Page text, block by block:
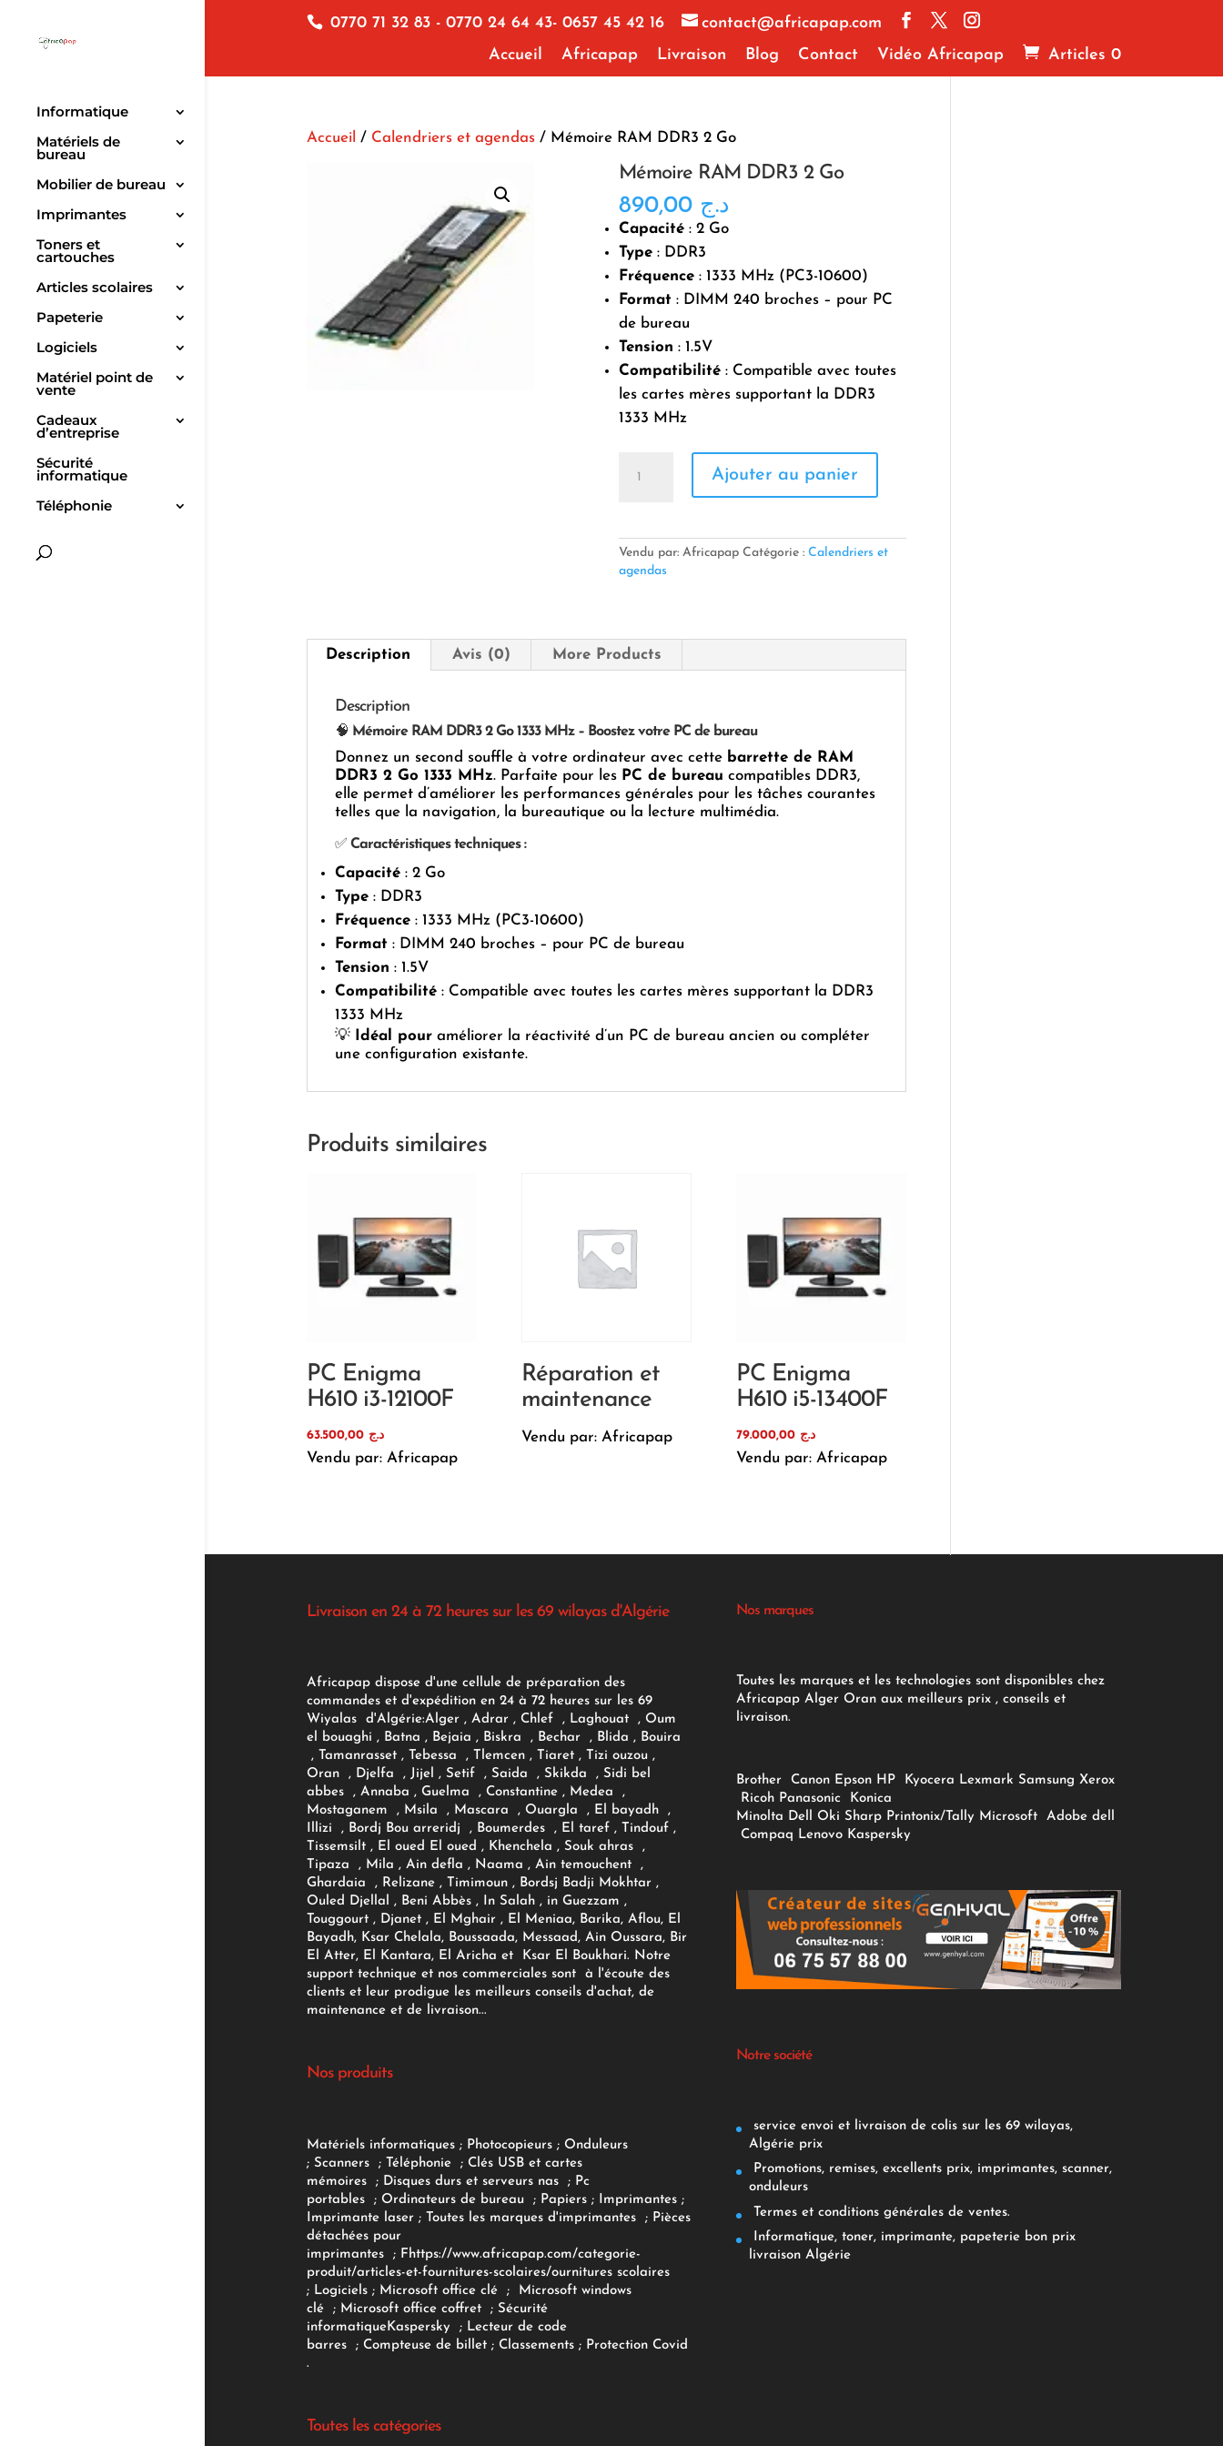
0770 71 32 83 - 0770 24 64 43- 0657 45 42 16
contact@africapap.com
Accueil
Africapap Livraison Blog Contact Vidéo Africapap Articles 0
Informatique
Matériels de
bureau
Mobilier de bureau
Imprimantes
Toners et
cartouches
Articles scolaires
Papeterie
Logiciels
Matériel point de
vente
Cadeaux
d’entreprise
Sécurité
informatique
Téléphonie
Accueil / Calendriers et agendas/ Mémoire RAM DDR3 2 Go
Mémoire RAM DDR3 2 Go
د.ج 890,00
Capacité: 2 Go
Type: DDR3
Fréquence: 1333 MHz (PC3-10600)
Format: DIMM 240 broches – pour PC
de bureau
Tension : 1.5V
Compatibilité: Compatible avec toutes
les cartes mères supportant la DDR3
1333 MHz
2
Go
Ajouter au panier
Vendu par: Africapap Catégorie : Calendriers et
agendas
Description Avis (0) More Products
Description
🧠 Mémoire RAM DDR3 2 Go 1333 MHz – Boostez votre PC de bureau
Donnez un second souffle à votre ordinateur avec cette barrette de RAM
DDR3 2 Go 1333 MHz. Parfaite pour les PC de bureau compatibles DDR3,
elle permet d’améliorer les performances générales pour les tâches courantes
telles que la navigation, la bureautique ou la lecture multimédia.
✅ Caractéristiques techniques :
Capacité: 2 Go
Type: DDR3
Fréquence: 1333 MHz (PC3-10600)
Format: DIMM 240 broches – pour PC de bureau
Tension : 1.5V
Compatibilité: Compatible avec toutes les cartes mères supportant la DDR3
1333 MHz
💡
Idéal pouraméliorer la réactivité d’un PC de bureau ancien ou compléter
une configuration existante.
Produits similaires
PC Enigma
H610 i3-12100F
د.ج 63.500,00
Vendu par: Africapap
Réparation et
maintenance
Vendu par: Africapap
PC Enigma
H610 i5-13400F
د.ج
Vendu par: Africapap
Livraison en 24 à 72 heures sur les 69 wilayas d'Algérie
Africapap dispose d'une cellule de préparation des
commandes et d'expédition en 24 à 72 heures sur les 69
Wiyalas d'Algérie:Alger , Adrar, Chlef , Laghouat , Oum
el bouaghi , Batna , Bejaia , Biskra , Bechar , Blida , Bouira
, Tamanrasset , Tebessa , Tlemcen , Tiaret , Tizi ouzou ,
Oran , Djelfa , Jijel , Setif , Saida , Skikda , Sidi bel
abbes , Annaba , Guelma , Constantine , Medea ,
Mostaganem , Msila , Mascara , Ouargla , El bayadh ,
Illizi , Bordj Bou arreridj , Boumerdes , El taref , Tindouf ,
Tissemsilt , El oued El oued , Khenchela , Souk ahras ,
Tipaza , Mila , Ain defla , Naama , Ain temouchent ,
Ghardaia , Relizane , Timimoun , Bordsj Badji Mokhtar ,
Ouled Djellal , Beni Abbès , In Salah , in Guezzam ,
Touggourt , Djanet , El Mghair , El Meniaa, Barika, Aflou, El
Bayadh, Ksar Chelala, Boussaada, Messaad, Ain Oussara, Bir
El Atter, El Kantara, El Aricha et Ksar El Boukhari. Notre
support technique et nos commerciales sont à l'écoute des
clients et leur prodigue les meilleurs conseils d'achat, de
maintenance et de livraison...
Nos produits
Matériels informatiques; Photocopieurs; Onduleurs
; Scanners ; Téléphonie ; Clés USB et cartes
mémoires
; Disques durs et serveurs nas ; Pc
portables
; Ordinateurs de bureau ; Papiers; Imprimantes;
Imprimante laser; Toutes les marques d'imprimantes ; Pièces
détachées pour
imprimantes
; F https://www.africapap.com/categorie-
produit/articles-et-fournitures-scolaires/ournitures scolaires
; Logiciels ; Microsoft office clé ;
Microsoft windows
clé; Microsoft office coffret ; Sécurité
informatiqueKaspersky ; Lecteur de code
barres
; Compteuse de billet; Classements ; Protection Covid
.
Toutes les catégories
Nos marques
Toutes les marques et les technologies sont disponibles chez
Africapap Alger Oran aux meilleurs prix , conseils et
livraison.
Brother Canon Epson HP Kyocera Lexmark Samsung Xerox
Ricoh Panasonic
Konica
Minolta Dell Oki Sharp Printonix/Tally Microsoft Adobe dell
Compaq Lenovo Kaspersky
Notre société
service envoi et livraison de colis sur les 69 wilayas,
Algérie prix
Promotions, remises, excellents prix, imprimantes, scanner,
onduleurs
Termes et conditions générales de ventes.
Informatique, toner, imprimante, papeterie bon prix
livraison Algérie